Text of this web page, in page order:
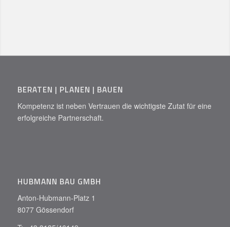
BERATEN | PLANEN | BAUEN
Kompetenz ist neben Vertrauen die wichtigste Zutat für eine
erfolgreiche Partnerschaft.
HUBMANN BAU GMBH
Anton-Hubmann-Platz 1
8077 Gössendorf